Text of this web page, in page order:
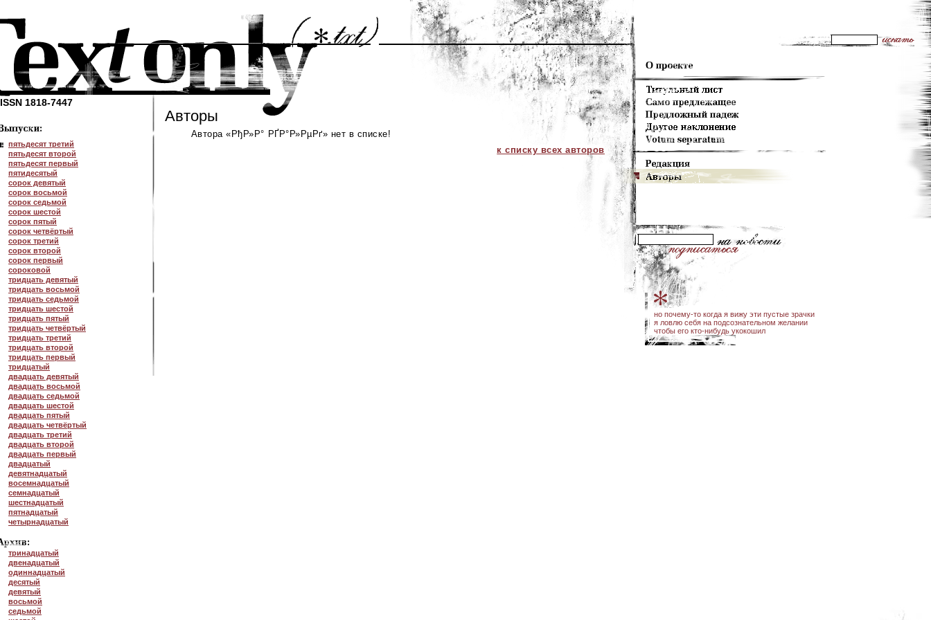
ISSN 1818-7447
пятьдесят третий
пятьдесят второй
пятьдесят первый
пятидесятый
сорок девятый
сорок восьмой
сорок седьмой
сорок шестой
сорок пятый
сорок четвёртый
сорок третий
сорок второй
сорок первый
сороковой
тридцать девятый
тридцать восьмой
тридцать седьмой
тридцать шестой
тридцать пятый
тридцать четвёртый
тридцать третий
тридцать второй
тридцать первый
тридцатый
двадцать девятый
двадцать восьмой
двадцать седьмой
двадцать шестой
двадцать пятый
двадцать четвёртый
двадцать третий
двадцать второй
двадцать первый
двадцатый
девятнадцатый
восемнадцатый
семнадцатый
шестнадцатый
пятнадцатый
четырнадцатый
тринадцатый
двенадцатый
одиннадцатый
десятый
девятый
восьмой
седьмой
Авторы
Автора «РђР»Р° РҐР°Р»РµРґ» нет в списке!
к списку всех авторов
но почему-то когда я вижу эти пустые зрачки
я ловлю себя на подсознательном желании
чтобы его кто-нибудь укокошил